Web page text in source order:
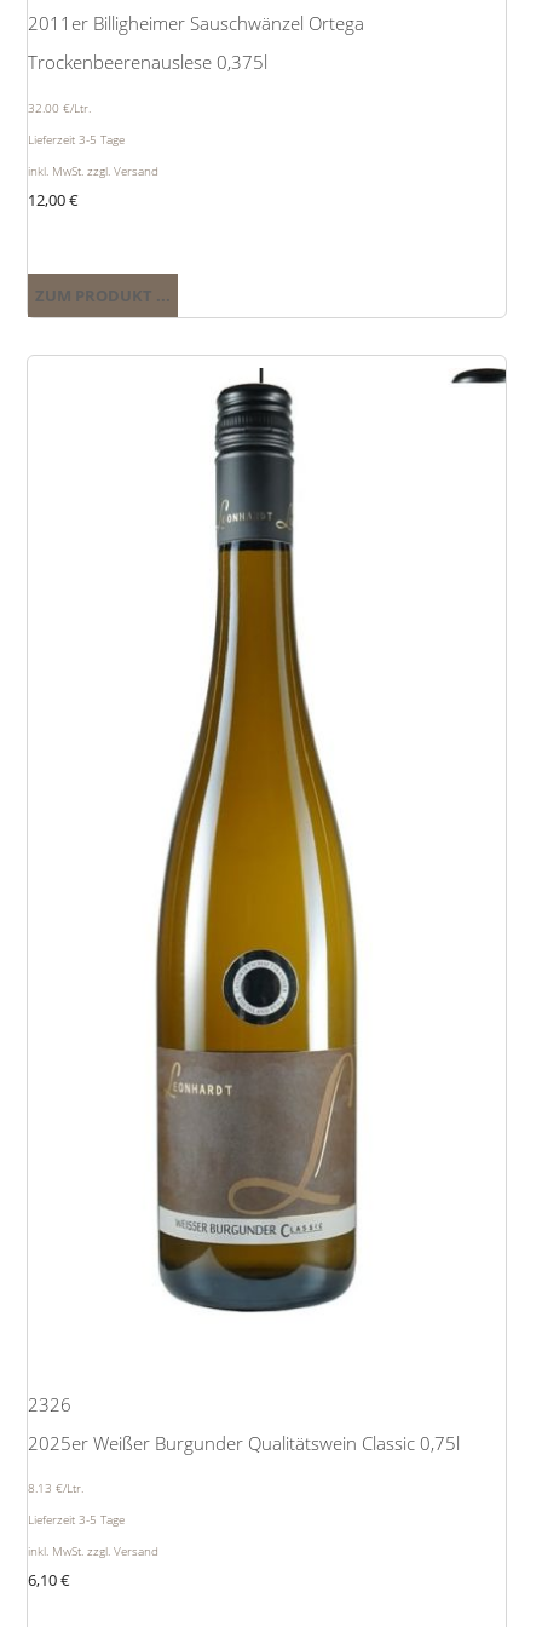
2011er Billigheimer Sauschwänzel Ortega
Trockenbeerenauslese 0,375l
32.00 €/Ltr.
Lieferzeit 3-5 Tage
inkl. MwSt. zzgl. Versand
12,00€
ZUM PRODUKT ...
2326
2025er Weißer Burgunder Qualitätswein Classic 0,75l
8.13 €/Ltr.
Lieferzeit 3-5 Tage
inkl. MwSt. zzgl. Versand
6,10€